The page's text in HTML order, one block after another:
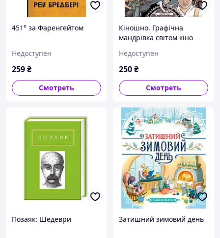
451° за Фаренгейтом
Недоступен
259₴
Смотреть
Кіношно. Графічна
мандрівка світом кіно
Недоступен
250₴
Смотреть
Позаяк: Шедеври Затишний зимовий день